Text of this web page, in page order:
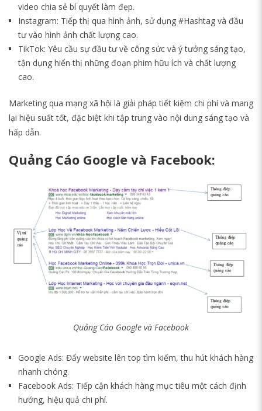
video chia sẻ bí quyết làm đẹp.
Instagram: Tiếp thị qua hình ảnh, sử dụng #Hashtag và đầu
tư vào hình ảnh chất lượng cao.
TikTok: Yêu cầu sự đầu tư về công sức và ý tưởng sáng tạo,
tận dụng hiển thị những đoạn phim hữu ích và chất lượng
cao.
Marketing qua mạng xã hội là giải pháp tiết kiệm chi phí và mang
lại hiệu suất tốt, đặc biệt khi tập trung vào nội dung sáng tạo và
hấp dẫn.
Quảng Cáo Google và Facebook:
Quảng Cáo Google và Facebook
Google Ads: Đẩy website lên top tìm kiếm, thu hút khách hàng
nhanh chóng.
Facebook Ads: Tiếp cận khách hàng mục tiêu một cách định
hướng, hiệu quả chi phí.